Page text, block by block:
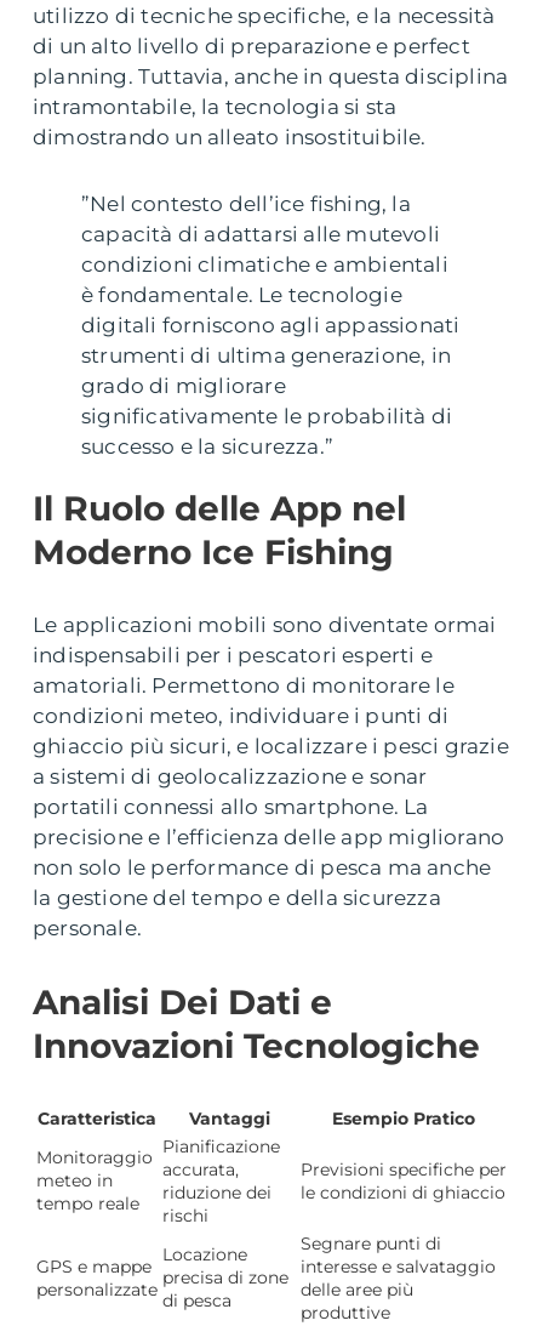
utilizzo di tecniche specifiche, e la necessità
di un alto livello di preparazione e perfect
planning. Tuttavia, anche in questa disciplina
intramontabile, la tecnologia si sta
dimostrando un alleato insostituibile.
”Nel contesto dell’ice fishing, la
capacità di adattarsi alle mutevoli
condizioni climatiche e ambientali
è fondamentale. Le tecnologie
digitali forniscono agli appassionati
strumenti di ultima generazione, in
grado di migliorare
significativamente le probabilità di
successo e la sicurezza.”
Il Ruolo delle App nel
Moderno Ice Fishing
Le applicazioni mobili sono diventate ormai
indispensabili per i pescatori esperti e
amatoriali. Permettono di monitorare le
condizioni meteo, individuare i punti di
ghiaccio più sicuri, e localizzare i pesci grazie
a sistemi di geolocalizzazione e sonar
portatili connessi allo smartphone. La
precisione e l’efficienza delle app migliorano
non solo le performance di pesca ma anche
la gestione del tempo e della sicurezza
personale.
Analisi Dei Dati e
Innovazioni Tecnologiche
Caratteristica Vantaggi
Esempio Pratico
Monitoraggio
meteo in
tempo reale
Pianificazione
accurata,
riduzione dei
rischi
Previsioni specifiche per
le condizioni di ghiaccio
GPS e mappe
personalizzate
Locazione
precisa di zone
di pesca
Segnare punti di
interesse e salvataggio
delle aree più
produttive